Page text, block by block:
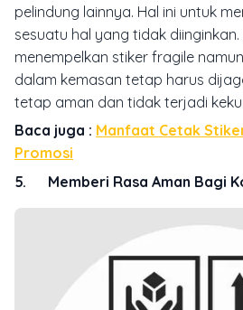
pelindung lainnya. Hal ini untuk
sesuatu hal yang tidak diinginkan.
menempelkan stiker fragile
dalam kemasan tetap harus
tetap aman dan tidak terjadi
Baca juga : Manfaat Cetak
Promosi
5. Memberi Rasa Aman Bagi